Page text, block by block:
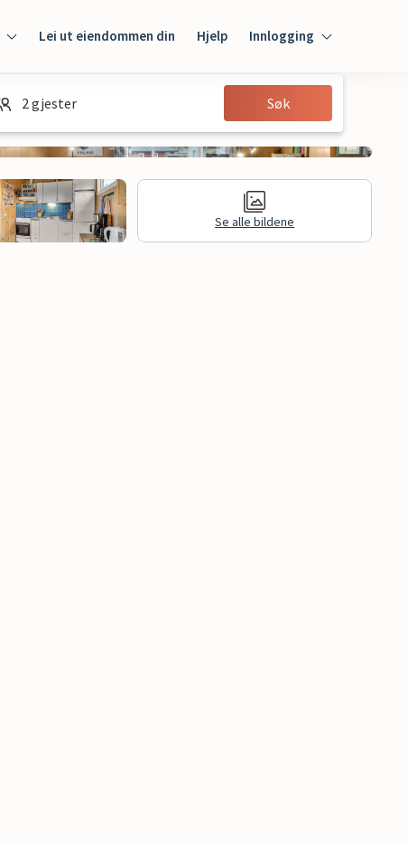
Lei ut eiendommen din Hjelp Innlogging
Innlogging
Gjest
2 gjester Søk
Se alle bildene